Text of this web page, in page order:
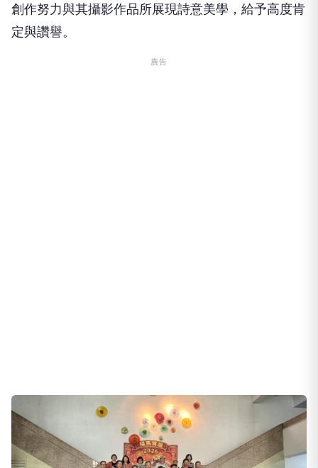
創作努力與其攝影作品所展現詩意美學，給予高度肯
定與讚譽。
廣告